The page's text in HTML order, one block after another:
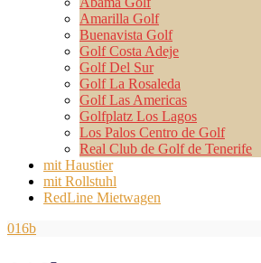
Amarilla Golf
Buenavista Golf
Golf Costa Adeje
Golf Del Sur
Golf La Rosaleda
Golf Las Americas
Golfplatz Los Lagos
Los Palos Centro de Golf
Real Club de Golf de Tenerife
mit Haustier
mit Rollstuhl
RedLine Mietwagen
016b